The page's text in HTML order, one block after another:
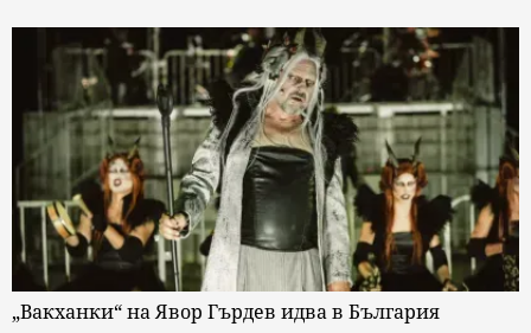
„Вакханки“ на Явор Гърдев идва в България